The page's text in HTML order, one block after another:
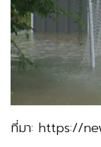
ที่มา: https://